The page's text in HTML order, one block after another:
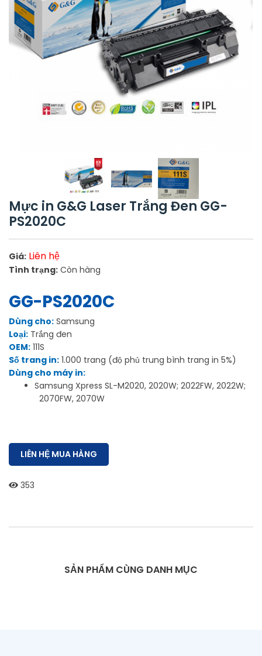
Mực in G&G Laser Trắng Đen GG-
PS2020C
Giá: Liên hệ
Tình trạng: Còn hàng
GG-PS2020C
Dùng cho: Samsung
Loại: Trắng đen
OEM: 111S
Số trang in: 1.000 trang (độ phủ trung bình trang in 5%)
Dùng cho máy in:
Samsung Xpress SL-M2020, 2020W; 2022FW, 2022W;
2070FW, 2070W
LIÊN HỆ MUA HÀNG
353
SẢN PHẨM CÙNG DANH MỤC